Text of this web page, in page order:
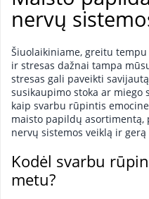
nervų
Šiuolaikiniame, greitu
ir stresas dažnai tampa
stresas gali paveikti
susikaupimo stoka ar miego
kaip svarbu rūpintis
maisto papildų
nervų sistemos veiklą ir gerą
Kodėl svarbu
metu?